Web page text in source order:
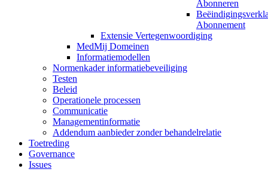
Abonneren
Abonnement
Extensie Vertegenwoordiging
MedMij Domeinen
Informatiemodellen
Normenkader informatiebeveiliging
Testen
Beleid
Operationele processen
Communicatie
Managementinformatie
Addendum aanbieder zonder behandelrelatie
Toetreding
Governance
Issues